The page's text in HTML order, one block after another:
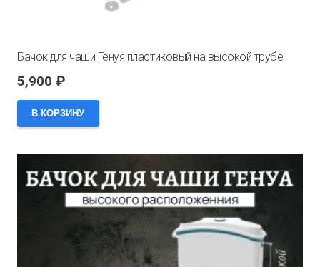
Бачок для чаши Генуя пластиковый на высокой трубе
5,900 ₽
В КОРЗИНУ